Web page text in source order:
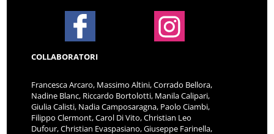
COLLABORATORI
Francesca Arcaro, Massimo Altini, Corrado Bellora,
Nadine Blanc, Riccardo Bortolotti, Manila Calipari,
Giulia Calisti, Nadia Camposaragna, Paolo Ciambi,
Filippo Clermont, Carol Di Vito, Christian Leo
Dufour, Christian Evaspasiano, Giuseppe Farinella,